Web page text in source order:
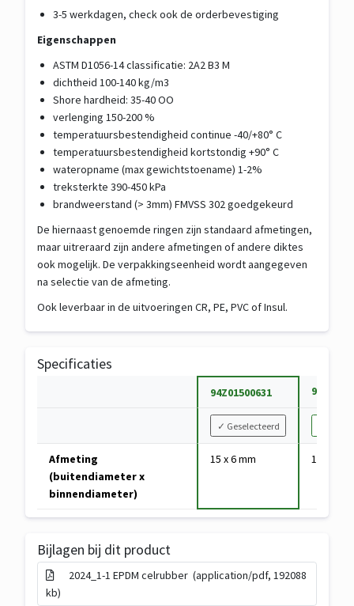
3-5 werkdagen, check ook de orderbevestiging
Eigenschappen
ASTM D1056-14 classificatie: 2A2 B3 M
dichtheid 100-140 kg/m3
Shore hardheid: 35-40 OO
verlenging 150-200 %
temperatuursbestendigheid continue -40/+80° C
temperatuursbestendigheid kortstondig +90° C
wateropname (max gewichtstoename) 1-2%
treksterkte 390-450 kPa
brandweerstand (> 3mm) FMVSS 302 goedgekeurd
De hiernaast genoemde ringen zijn standaard afmetingen,
maar uitreraard zijn andere afmetingen of andere diktes
ook mogelijk. De verpakkingseenheid wordt aangegeven
na selectie van de afmeting.
Ook leverbaar in de uitvoeringen CR, PE, PVC of Insul.
Specificaties
Specificaties
van
Rubber
EPDM
zwart
c
i
f
i
t
i
e
94Z01500631
r
i
a
k
i
e
z
✓ Geselecteerd
Afmeting
(buitendiameter x
binnendiameter)
15 x 6 mm 16 x 7
Bijlagen bij dit product
2024_1-1 EPDM celrubber (application/pdf, 192088
kb)